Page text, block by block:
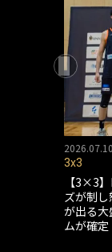
2026.07.10
3x3
【3×3
ズが制
が出る
ムが確定